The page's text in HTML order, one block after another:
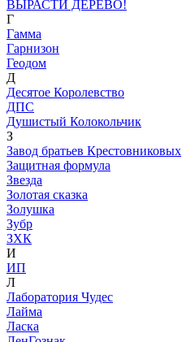
ВЫРАСТИ ДЕРЕВО!
Г
Гамма
Гарнизон
Геодом
Д
Десятое Королевство
ДПС
Душистый Колокольчик
З
Завод братьев Крестовниковых
Защитная формула
Звезда
Золотая сказка
Золушка
Зубр
ЗХК
И
ИП
Л
Лаборатория Чудес
Лайма
Ласка